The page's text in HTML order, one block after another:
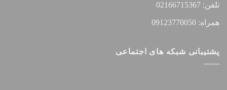
تلفن: 02166715367
همراه: 09123770050
پشتیبانی شبکه های اجتماعی